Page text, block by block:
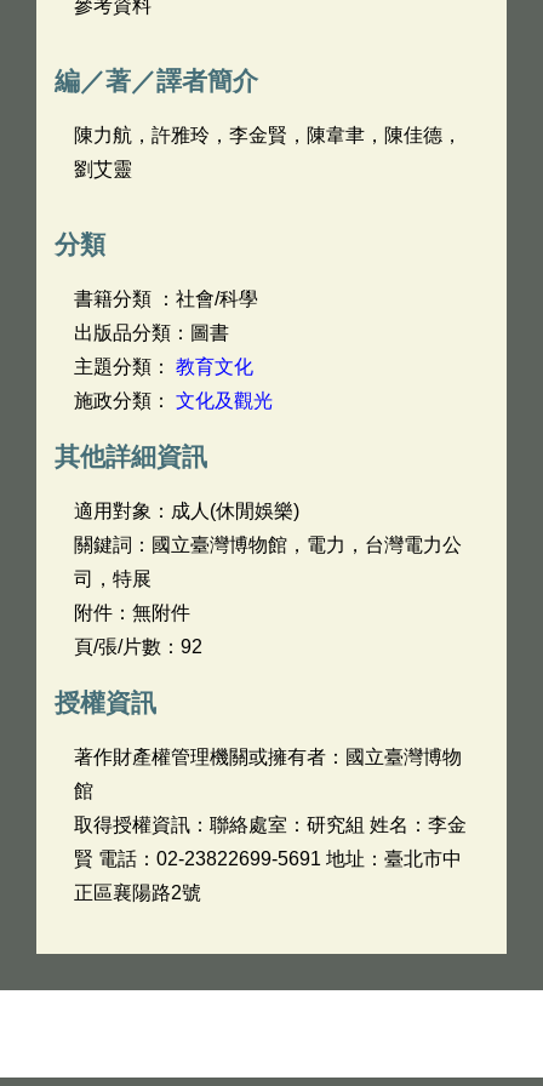
參考資料
編／著／譯者簡介
陳力航，許雅玲，李金賢，陳韋聿，陳佳德，
劉艾靈
分類
書籍分類 ：社會/科學
出版品分類：圖書
主題分類： 教育文化
施政分類： 文化及觀光
其他詳細資訊
適用對象：成人(休閒娛樂)
關鍵詞：國立臺灣博物館，電力，台灣電力公
司，特展
附件：無附件
頁/張/片數：92
授權資訊
著作財產權管理機關或擁有者：國立臺灣博物
館
取得授權資訊：聯絡處室：研究組 姓名：李金
賢 電話：02-23822699-5691 地址：臺北市中
正區襄陽路2號